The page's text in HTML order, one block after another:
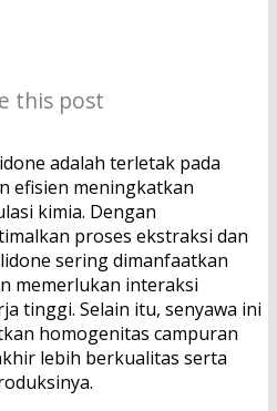
this post
adalah terletak pada
efisien meningkatkan
kimia. Dengan
proses ekstraksi dan
sering dimanfaatkan
memerlukan interaksi
tinggi. Selain itu, senyawa ini
homogenitas campuran
lebih berkualitas serta